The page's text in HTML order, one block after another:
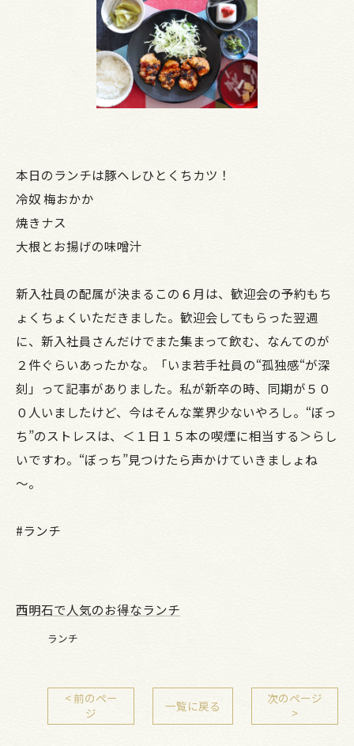
本日のランチは豚ヘレひとくちカツ！
冷奴 梅おかか
焼きナス
大根とお揚げの味噌汁
新入社員の配属が決まるこの６月は、歓迎会の予約もち
ょくちょくいただきました。歓迎会してもらった翌週
に、新入社員さんだけでまた集まって飲む、なんてのが
２件ぐらいあったかな。「いま若手社員の“孤独感“が深
刻」って記事がありました。私が新卒の時、同期が５０
０人いましたけど、今はそんな業界少ないやろし。“ぼっ
ち”のストレスは、＜１日１５本の喫煙に相当する＞らし
いですわ。“ぼっち”見つけたら声かけていきましょね
～。
#ランチ
西明石で人気のお得なランチ
ランチ
< 前のペー
ジ
一覧に戻る
次のページ
>